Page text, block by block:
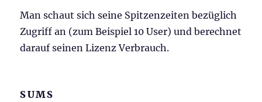
Man schaut sich seine Spitzenzeiten bezüglich
Zugriff an (zum Beispiel 10 User) und berechnet
darauf seinen Lizenz Verbrauch.
SUMS